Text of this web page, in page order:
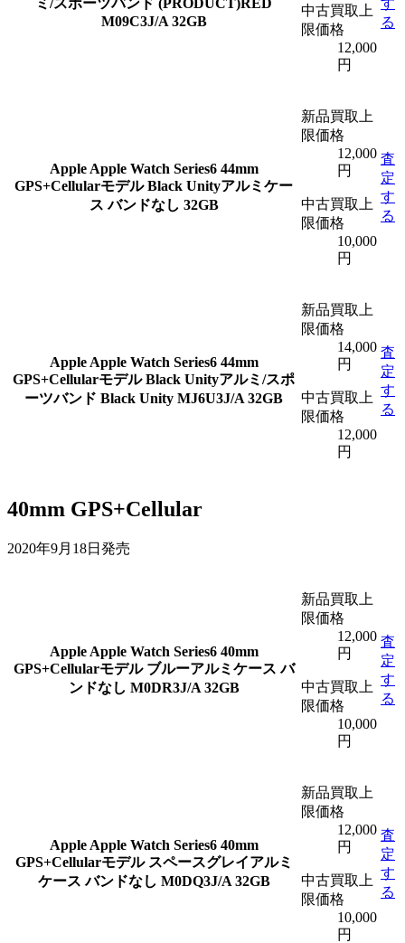
M09C3J/A 32GB
中古買取上
限価格
12,000
円
る
Apple Apple Watch Series6 44mm
GPS+Cellularモデル Black Unityアルミケー
ス バンドなし 32GB
新品買取上
限価格
12,000
円
中古買取上
限価格
10,000
円
査
定
す
る
Apple Apple Watch Series6 44mm
GPS+Cellularモデル Black Unityアルミ/スポ
ーツバンド Black Unity MJ6U3J/A 32GB
新品買取上
限価格
14,000
円
中古買取上
限価格
12,000
円
査
定
す
る
40mm GPS+Cellular
2020年9月18日発売
Apple Apple Watch Series6 40mm
GPS+Cellularモデル ブルーアルミケース バ
ンドなし M0DR3J/A 32GB
新品買取上
限価格
12,000
円
中古買取上
限価格
10,000
円
査
定
す
る
Apple Apple Watch Series6 40mm
GPS+Cellularモデル スペースグレイアルミ
ケース バンドなし M0DQ3J/A 32GB
新品買取上
限価格
12,000
円
中古買取上
限価格
10,000
円
査
定
す
る